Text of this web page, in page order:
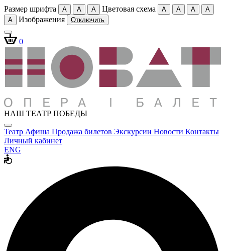
Размер шрифта A A A Цветовая схема A A A
A
A
Изображения Отключить
0
НАШ ТЕАТР ПОБЕДЫ
Театр Афиша Продажа билетов Экскурсии Новости Контакты
Личный кабинет
ENG